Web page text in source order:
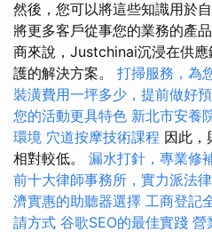
然後，您可以將這些知識用於
將更多客戶從事您的業務的產品
商來說，Justchinai沉浸在供
護的解決方案。 打掃服務，為
裝潢費用一坪多少，提前做好
您的活動更具特色 新北市安養
環境 穴道按摩技術課程 因此，
相對較低。 漏水打針，專業修
前十大律師事務所，實力派法
濟實惠的助聽器選擇 工商登記
請方式 谷歌SEO的最佳實踐 營